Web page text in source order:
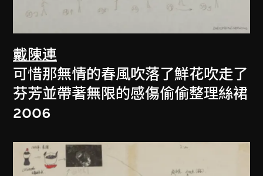
戴陳連
可惜那無情的春風吹落了鮮花吹走了
芬芳並帶著無限的感傷偷偷整理絲裙
2006